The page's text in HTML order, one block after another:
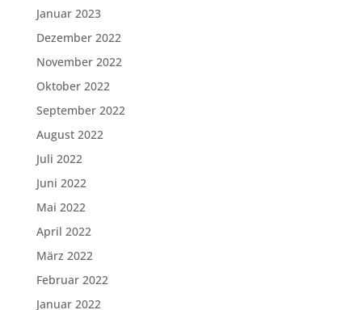
Januar 2023
Dezember 2022
November 2022
Oktober 2022
September 2022
August 2022
Juli 2022
Juni 2022
Mai 2022
April 2022
März 2022
Februar 2022
Januar 2022